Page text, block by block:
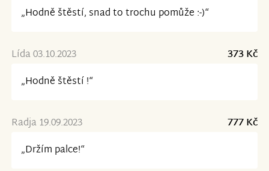
„Hodně štěstí, snad to trochu pomůže :-)“
Lída 03.10.2023
373 Kč
„Hodně štěstí !“
Radja 19.09.2023
777 Kč
„Držím palce!“